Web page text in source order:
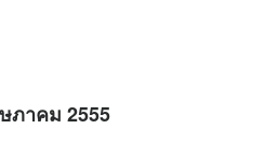
ภาคม 2555